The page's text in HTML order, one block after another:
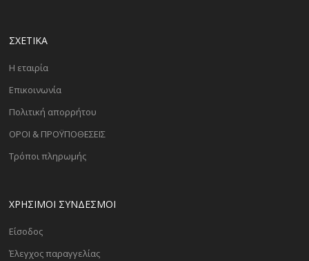
ΣΧΕΤΙΚΑ
Η εταιρία
Επικοινωνία
Πολιτική απορρήτου
ΟΡΟΙ & ΠΡΟΫΠΟΘΕΣΕΙΣ
Τρόποι πληρωμής
ΧΡΗΣΙΜΟΙ ΣΥΝΔΕΣΜΟΙ
Είσοδος
Έλεγχος παραγγελίας